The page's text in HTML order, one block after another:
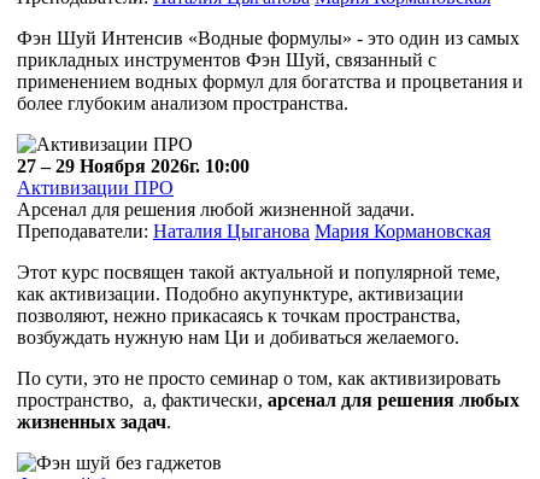
Фэн Шуй Интенсив «Водные формулы» - это один из самых
прикладных инструментов Фэн Шуй, связанный с
применением водных формул для богатства и процветания и
более глубоким анализом пространства.
27 – 29 Ноября 2026г. 10:00
Активизации ПРО
Арсенал для решения любой жизненной задачи.
Преподаватели: Наталия Цыганова Мария Кормановская
Этот курс посвящен такой актуальной и популярной теме,
как активизации. Подобно акупунктуре, активизации
позволяют, нежно прикасаясь к точкам пространства,
возбуждать нужную нам Ци и добиваться желаемого.
По сути, это не просто семинар о том, как активизировать
пространство, а, фактически, арсенал для решения любых
жизненных задач.